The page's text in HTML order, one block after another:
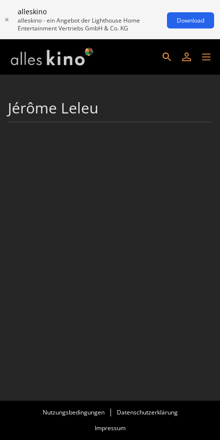
alleskino
alleskino - ein Angebot der Lighthouse Home
Entertainment Vertriebs GmbH & Co. KG
Download
Jérôme Leleu
Nutzungsbedingungen
Datenschutzerklärung
Impressum